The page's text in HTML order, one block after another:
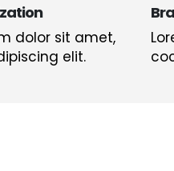
dolor sit amet,
elit.